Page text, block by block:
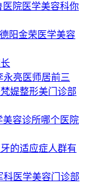
院医学美容科你
阳金荣医学美容
亮医师居前三
媞整形美门诊部
容诊所哪个医院
的适应症人群有
医学美容门诊部